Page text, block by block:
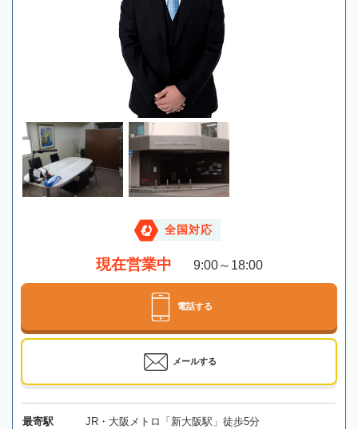
全国対応
現在営業中 9:00～18:00
電話する
メールする
最寄駅 JR・大阪メトロ「新大阪駅」徒歩5分